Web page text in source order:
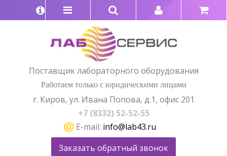
Поставщик лабораторного оборудования
Работаем только с юридическими лицами
г. Киров, ул. Ивана Попова, д.1, офис 201
+7 (8332) 52-52-55
E-mail: info@lab43.ru
Заказать обратный звонок